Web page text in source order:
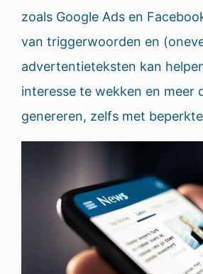
zoals Google Ads en
van triggerwoorden en
advertentieteksten kan
interesse te wekken en meer
genereren, zelfs met